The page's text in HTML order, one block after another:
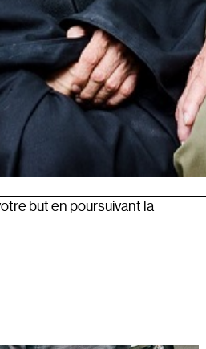
but en poursuivant la